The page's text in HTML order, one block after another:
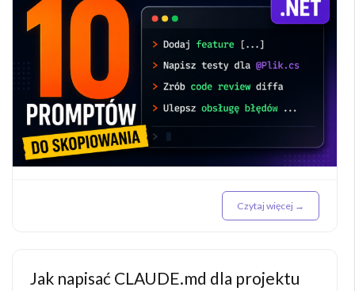
Czytaj więcej →
Jak napisać CLAUDE.md dla projektu